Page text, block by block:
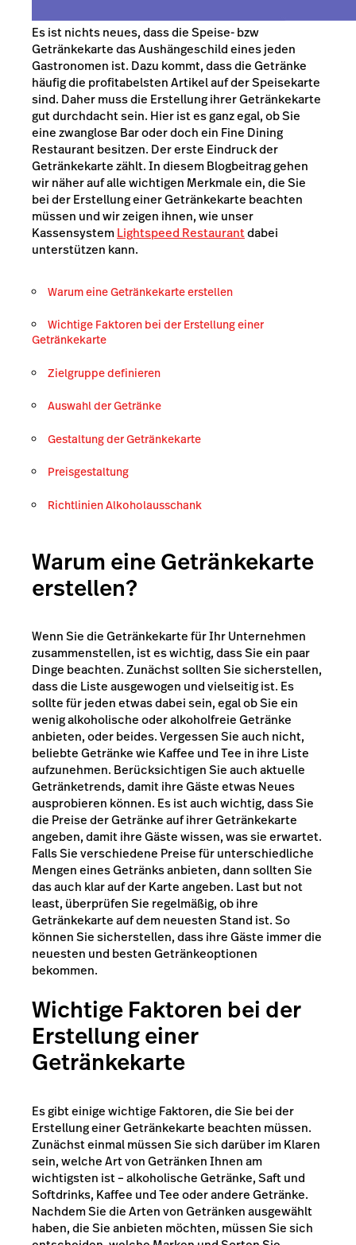
Es ist nichts neues, dass die Speise- bzw
Getränkekarte das Aushängeschild eines jeden
Gastronomen ist. Dazu kommt, dass die Getränke
häufig die profitabelsten Artikel auf der Speisekarte
sind. Daher muss die Erstellung ihrer Getränkekarte
gut durchdacht sein. Hier ist es ganz egal, ob Sie
eine zwanglose Bar oder doch ein Fine Dining
Restaurant besitzen. Der erste Eindruck der
Getränkekarte zählt. In diesem Blogbeitrag gehen
wir näher auf alle wichtigen Merkmale ein, die Sie
bei der Erstellung einer Getränkekarte beachten
müssen und wir zeigen ihnen, wie unser
KassensystemLightspeed Restaurantdabei
unterstützen kann.
Warum eine Getränkekarte erstellen
Wichtige Faktoren bei der Erstellung einer
Getränkekarte
Zielgruppe definieren
Auswahl der Getränke
Gestaltung der Getränkekarte
Preisgestaltung
Richtlinien Alkoholausschank
Warum eine Getränkekarte
erstellen?
Wenn Sie die Getränkekarte für Ihr Unternehmen
zusammenstellen, ist es wichtig, dass Sie ein paar
Dinge beachten. Zunächst sollten Sie sicherstellen,
dass die Liste ausgewogen und vielseitig ist. Es
sollte für jeden etwas dabei sein, egal ob Sie ein
wenig alkoholische oder alkoholfreie Getränke
anbieten, oder beides. Vergessen Sie auch nicht,
beliebte Getränke wie Kaffee und Tee in ihre Liste
aufzunehmen. Berücksichtigen Sie auch aktuelle
Getränketrends, damit ihre Gäste etwas Neues
ausprobieren können. Es ist auch wichtig, dass Sie
die Preise der Getränke auf ihrer Getränkekarte
angeben, damit ihre Gäste wissen, was sie erwartet.
Falls Sie verschiedene Preise für unterschiedliche
Mengen eines Getränks anbieten, dann sollten Sie
das auch klar auf der Karte angeben. Last but not
least, überprüfen Sie regelmäßig, ob ihre
Getränkekarte auf dem neuesten Stand ist. So
können Sie sicherstellen, dass ihre Gäste immer die
neuesten und besten Getränkeoptionen
bekommen.
Wichtige Faktoren bei der
Erstellung einer
Getränkekarte
Es gibt einige wichtige Faktoren, die Sie bei der
Erstellung einer Getränkekarte beachten müssen.
Zunächst einmal müssen Sie sich darüber im Klaren
sein, welche Art von Getränken Ihnen am
wichtigsten ist – alkoholische Getränke, Saft und
Softdrinks, Kaffee und Tee oder andere Getränke.
Nachdem Sie die Arten von Getränken ausgewählt
haben, die Sie anbieten möchten, müssen Sie sich